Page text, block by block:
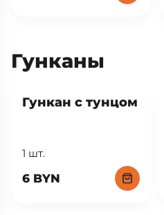
Гунканы
Гункан с тунцом
1 шт.
6 BYN